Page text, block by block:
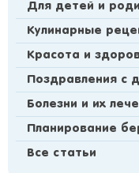
Для детей и
Кулинарные
Красота и
Поздравления с
Болезни и их
Планирование
Все статьи